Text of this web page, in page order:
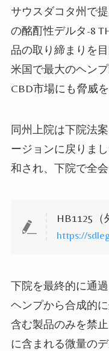
サウスダコタ州で
の酩酊性デルタ-8
品の取り締まりを
米国で最大のヘン
CBD市場にも脅威
同州上院は下院法
ージョンに戻りま
和され、下院で全
HB1125（
https://
下院を最終的に通
ヘンプから合成的
含む製品のみを禁
に含まれる微量の